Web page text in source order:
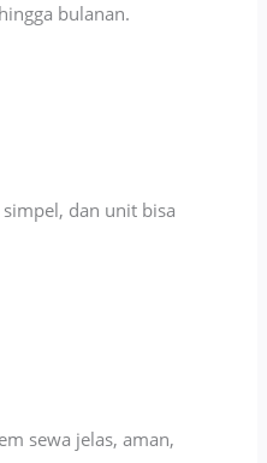
bulanan.
dan unit bisa
sewa jelas, aman,